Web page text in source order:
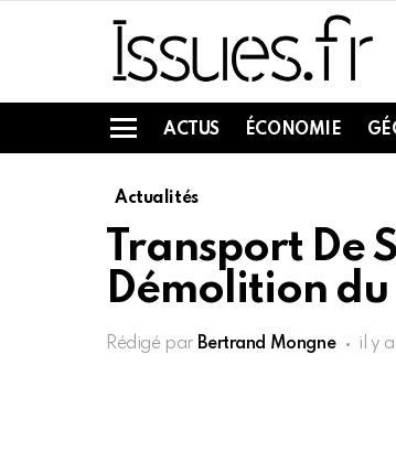
Menu
ACTUS ÉCONOMIE
Actualités
Transport De
Démolition
Rédigé par Bertrand Mongne il y